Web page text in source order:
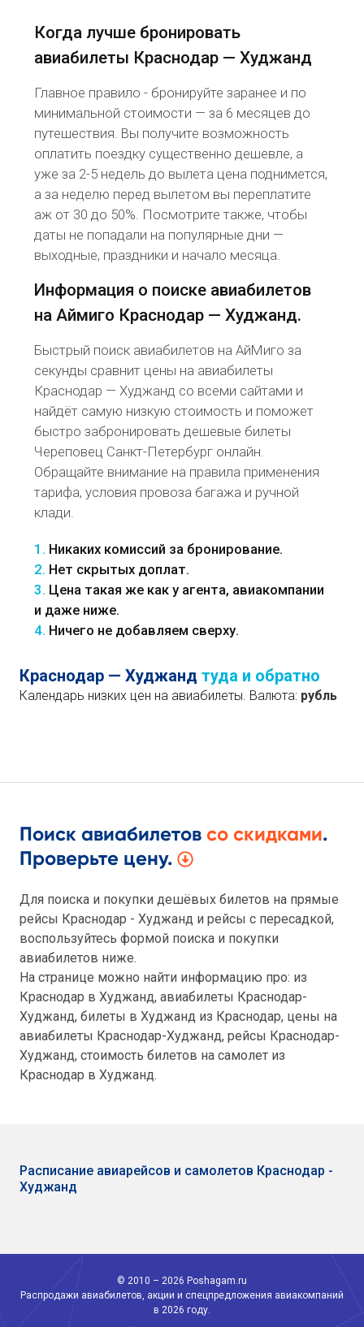
Когда лучше бронировать
авиабилеты Краснодар — Худжанд
Главное правило - бронируйте заранее и по
минимальной стоимости — за 6 месяцев до
путешествия. Вы получите возможность
оплатить поездку существенно дешевле, а
уже за 2-5 недель до вылета цена поднимется,
а за неделю перед вылетом вы переплатите
аж от 30 до 50%. Посмотрите также, чтобы
даты не попадали на популярные дни —
выходные, праздники и начало месяца.
Информация о поиске авиабилетов
на Аймиго Краснодар — Худжанд.
Быстрый поиск авиабилетов на АйМиго за
секунды сравнит цены на авиабилеты
Краснодар — Худжанд со всеми сайтами и
найдёт самую низкую стоимость и поможет
быстро забронировать дешевые билеты
Череповец Санкт-Петербург онлайн.
Обращайте внимание на правила применения
тарифа, условия провоза багажа и ручной
клади.
1. Никаких комиссий за бронирование.
2. Нет скрытых доплат.
3. Цена такая же как у агента, авиакомпании
и даже ниже.
4. Ничего не добавляем сверху.
Краснодар — Худжанд туда и обратно
Календарь низких цен на авиабилеты. Валюта: рубль
Поиск авиабилетов со скидками.
Проверьте цену.
Для поиска и покупки дешёвых билетов на прямые
рейсы Краснодар - Худжанд и рейсы с пересадкой,
воспользуйтесь формой поиска и покупки
авиабилетов ниже.
На странице можно найти информацию про: из
Краснодар в Худжанд, авиабилеты Краснодар-
Худжанд, билеты в Худжанд из Краснодар, цены на
авиабилеты Краснодар-Худжанд, рейсы Краснодар-
Худжанд, стоимость билетов на самолет из
Краснодар в Худжанд.
Расписание авиарейсов и самолетов Краснодар -
Худжанд
© 2010 – 2026 Poshagam.ru
Распродажи авиабилетов, акции и спецпредложения авиакомпаний
в 2026 году.